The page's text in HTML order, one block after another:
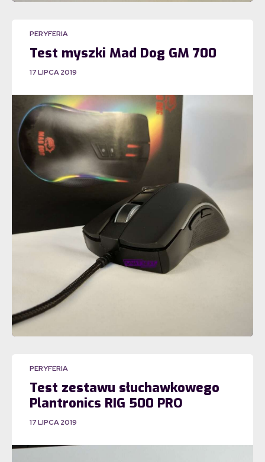
PERYFERIA
Test myszki Mad Dog GM 700
17 LIPCA 2019
PERYFERIA
Test zestawu słuchawkowego
Plantronics RIG 500 PRO
17 LIPCA 2019